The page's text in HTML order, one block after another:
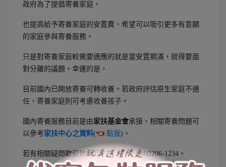
政府為了提倡寄養家庭，
也提高給予寄養家庭的安置費，希望可以吸引更多有意願
的家庭參與寄養服務。
只是對寄養家庭較需要適應的就是當安置期滿，就得要面
對分離的議題。幸運的是，
目前國內已開放寄養可轉收養。若政府評估原生家庭不適
任，寄養家庭則可考慮收養孩子。
國內寄養服務目前是由家扶基金會承接，相關寄養問題可
以參考家扶中心之資料(👈 點我)。
若有相關疑問歡迎致電家扶基金會：(04)2206-1234。